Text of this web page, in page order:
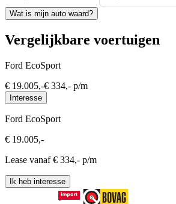
Wat is mijn auto waard?
Vergelijkbare voertuigen
Ford EcoSport
€ 19.005,-€ 334,- p/m
Interesse
Ford EcoSport
€ 19.005,-
Lease vanaf € 334,- p/m
Ik heb interesse